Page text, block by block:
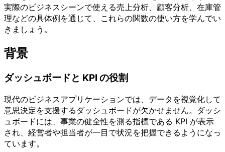
実際のビジネスシーンで使える売上分析、顧客分析、在庫管
理などの具体例を通じて、これらの関数の使い方を学んでい
きましょう。
背景
ダッシュボードと KPI の役割
現代のビジネスアプリケーションでは、データを視覚化して
意思決定を支援するダッシュボードが欠かせません。ダッシ
ュボードには、事業の健全性を測る指標である KPI が表示
され、経営者や担当者が一目で状況を把握できるようになっ
ています。